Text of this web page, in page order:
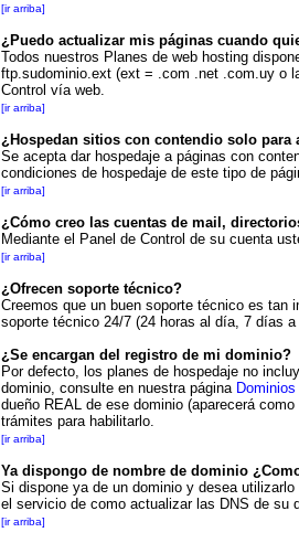
[ir arriba]
¿Puedo actualizar mis páginas cuando
Todos nuestros Planes de web hosting
ftp.sudominio.ext (ext = .com .net .com.uy o
Control vía web.
[ir arriba]
¿Hospedan sitios con contendio solo para
Se acepta dar hospedaje a páginas con
condiciones de hospedaje de este tipo de
[ir arriba]
¿Cómo creo las cuentas de mail,
Mediante el Panel de Control de su cuenta
[ir arriba]
¿Ofrecen soporte técnico?
Creemos que un buen soporte técnico es tan
soporte técnico 24/7 (24 horas al día, 7 días
¿Se encargan del registro de mi dominio?
Por defecto, los planes de hospedaje no
dominio, consulte en nuestra página Dominios
dueño REAL de ese dominio (aparecerá
trámites para habilitarlo.
[ir arriba]
Ya dispongo de nombre de dominio
Si dispone ya de un dominio y desea
el servicio de como actualizar las DNS de su
[ir arriba]